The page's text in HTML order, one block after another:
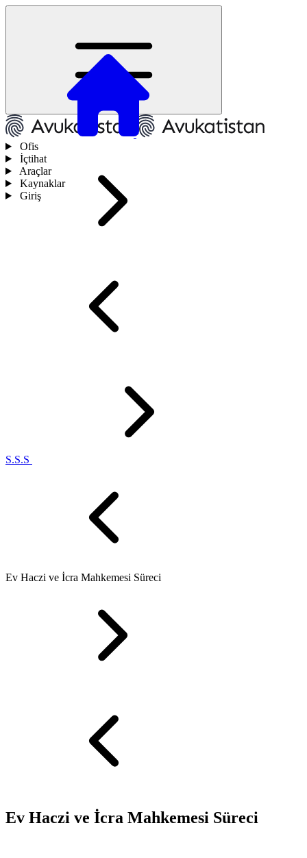
Ofis
İçtihat
Araçlar
Kaynaklar
Giriş
S.S.S
Ev Haczi ve İcra Mahkemesi Süreci
Ev Haczi ve İcra Mahkemesi Süreci